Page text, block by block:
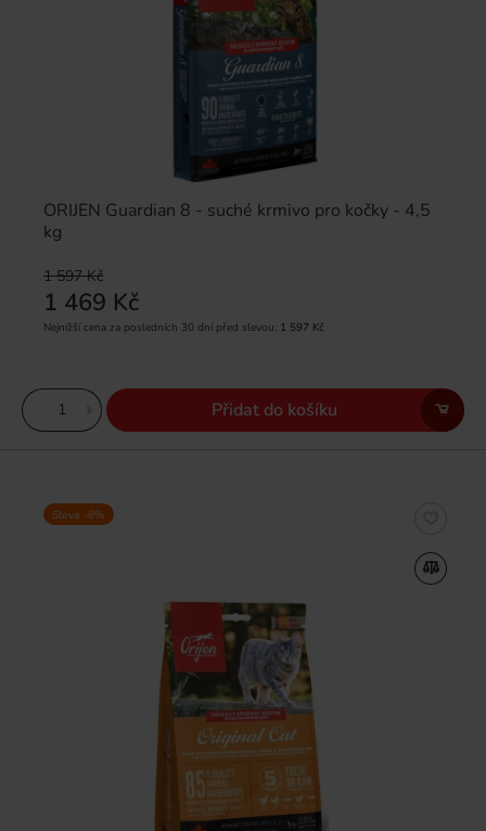
ORIJEN Guardian 8 - suché krmivo pro kočky - 4,5
kg
1 597 Kč
1 469 Kč
Nejnižší cena za posledních 30 dní před slevou: 1 597 Kč
Přidat do košíku
Sleva -8%